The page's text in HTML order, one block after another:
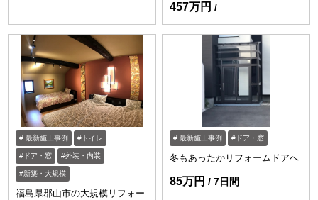
457万円
最新施工事例 トイレ
ドア・窓 外装・内装
新築・大規模
福島県郡山市の大規模リフォー
最新施工事例 ドア・窓
冬もあったかリフォームドアへ
85万円 7日間